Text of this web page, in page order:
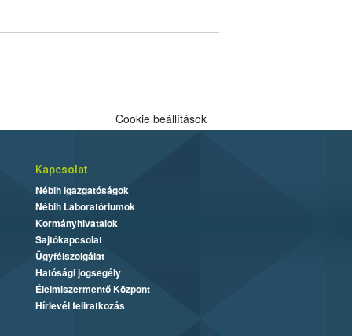
Cookie beállítások
Kapcsolat
Nébih Igazgatóságok
Nébih Laboratóriumok
Kormányhivatalok
Sajtókapcsolat
Ügyfélszolgálat
Hatósági jogsegély
Élelmiszermentő Központ
Hírlevél feliratkozás